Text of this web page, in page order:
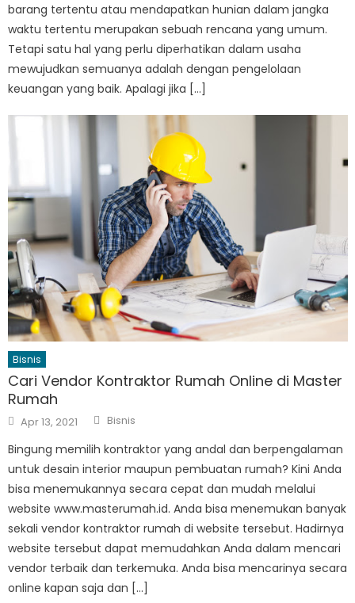
barang tertentu atau mendapatkan hunian dalam jangka
waktu tertentu merupakan sebuah rencana yang umum.
Tetapi satu hal yang perlu diperhatikan dalam usaha
mewujudkan semuanya adalah dengan pengelolaan
keuangan yang baik. Apalagi jika […]
Bisnis
Cari Vendor Kontraktor Rumah Online di Master
Rumah
Posted
on
Apr 13, 2021 Author
Bisnis
Bingung memilih kontraktor yang andal dan berpengalaman
untuk desain interior maupun pembuatan rumah? Kini Anda
bisa menemukannya secara cepat dan mudah melalui
website www.masterumah.id. Anda bisa menemukan banyak
sekali vendor kontraktor rumah di website tersebut. Hadirnya
website tersebut dapat memudahkan Anda dalam mencari
vendor terbaik dan terkemuka. Anda bisa mencarinya secara
online kapan saja dan […]